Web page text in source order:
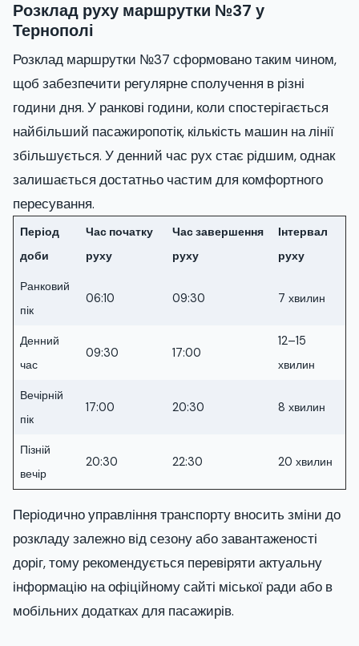
Розклад руху маршрутки №37 у
Тернополі
Розклад маршрутки №37 сформовано таким чином,
щоб забезпечити регулярне сполучення в різні
години дня. У ранкові години, коли спостерігається
найбільший пасажиропотік, кількість машин на лінії
збільшується. У денний час рух стає рідшим, однак
залишається достатньо частим для комфортного
пересування.
Період
доби
Час початку
руху
Час завершення
руху
Інтервал
руху
Ранковий
пік
06:10 09:30 7 хвилин
Денний
час
09:30 17:00
12–15
хвилин
Вечірній
пік
17:00 20:30 8 хвилин
Пізній
вечір
20:30 22:30 20 хвилин
Періодично управління транспорту вносить зміни до
розкладу залежно від сезону або завантаженості
доріг, тому рекомендується перевіряти актуальну
інформацію на офіційному сайті міської ради або в
мобільних додатках для пасажирів.